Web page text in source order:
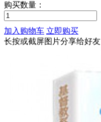
购买数量：
加入购物车 立即购买
长按或截屏图片分享给好友